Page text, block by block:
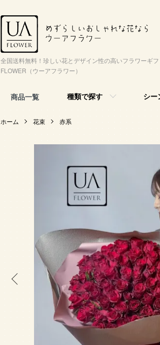
全国送料無料！珍しい花とデザイン性の高いフラワーギ
FLOWER（ウーアフラワー）
商品一覧 種類で探す シー
ホーム 花束 赤系